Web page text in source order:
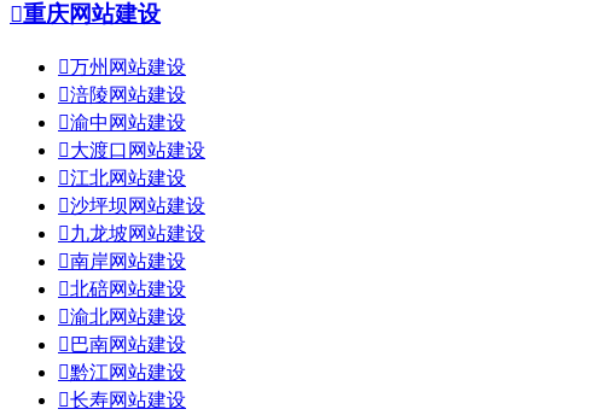
重庆网站建设
万州网站建设
涪陵网站建设
渝中网站建设
大渡口网站建设
江北网站建设
沙坪坝网站建设
九龙坡网站建设
南岸网站建设
北碚网站建设
渝北网站建设
 巴南网站建设
黔江网站建设
长寿网站建设